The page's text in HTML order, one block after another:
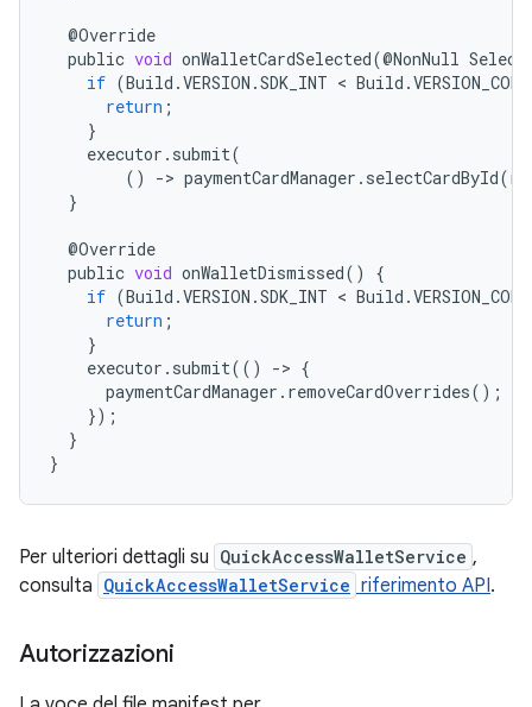
@Override
public void onWalletCardSelected(@NonNull
if (Build .VERSION .SDK_INT < Build .
return ;
}
executor . submit(
()
-> paymentCardManager . selectCardById(
}
@Override
public void onWalletDismissed()
{
if (Build .VERSION .SDK_INT < Build .
return ;
}
executor . submit(() -> {
paymentCardManager . removeCardOverrides();
});
}
}
Per ulteriori dettagli su QuickAccessWalletService ,
consulta QuickAccessWalletService riferimento API.
Autorizzazioni